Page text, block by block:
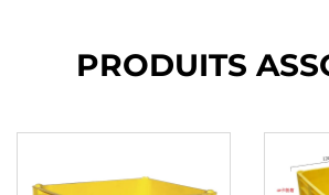
PRODUITS